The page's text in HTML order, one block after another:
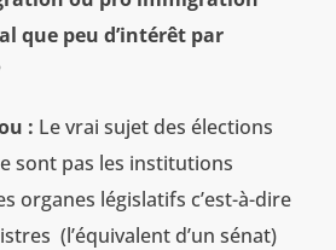
que peu d’intérêt par
: Le vrai sujet des élections
sont pas les institutions
organes législatifs c’est-à-dire
(l’équivalent d’un sénat)